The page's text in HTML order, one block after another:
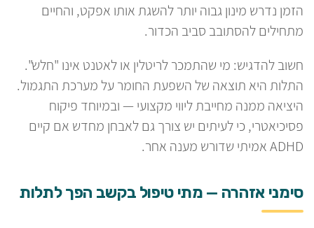
הזמן נדרש מינון גבוה יותר להשגת אותו אפקט, והחיים
מתחילים להסתובב סביב הכדור.
חשוב להדגיש: מי שהתמכר לריטלין או לאטנט אינו "חלש".
התלות היא תוצאה של השפעת החומר על מערכת התגמול.
היציאה ממנה מחייבת ליווי מקצועי — ובמיוחד פיקוח
פסיכיאטרי, כי לעיתים יש צורך גם לאבחן מחדש אם קיים
ADHD אמיתי שדורש מענה אחר.
סימני אזהרה — מתי טיפול בקשב הפך לתלות